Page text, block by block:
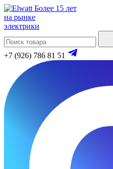
Более 15 лет
на рынке
электрики
+7 (926) 786 81 51